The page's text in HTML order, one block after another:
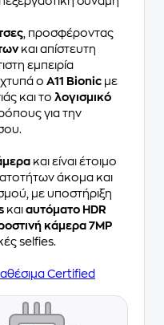
, προσφέροντας
και απίστευτη
εμπειρία
ο A11 Bionic με
και το λογισμικό
για την
και είναι έτοιμο
άκομα και
με υποστήριξη
και αυτόματο HDR
κάμερα 7MP
selfies.
Certified